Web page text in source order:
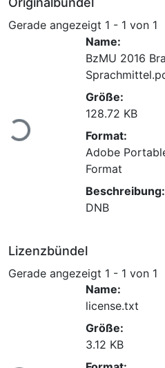
Gerade angezeigt 1 - 1 von 1
Lade...
Name:
BzMU 2016
Größe:
128.72 KB
Format:
Adobe
Format
Beschreibung:
DNB
Lizenzbündel
Gerade angezeigt 1 - 1 von 1
Name:
license.txt
Größe:
3.12 KB